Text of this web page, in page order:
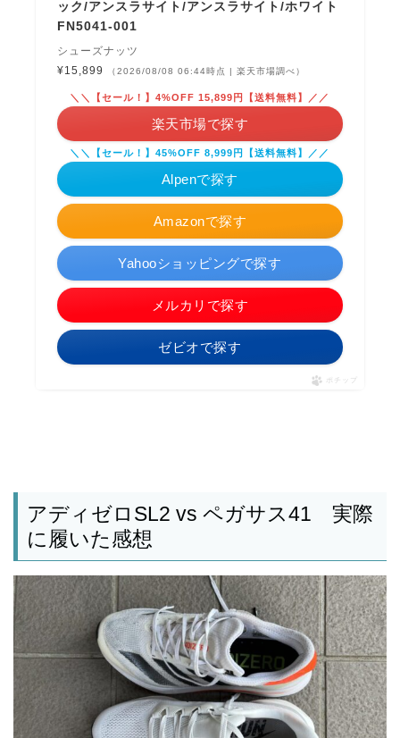
ック/アンスラサイト/アンスラサイト/ホワイト
FN5041-001
シューズナッツ
¥15,899
（2026/08/08 06:44時点 | 楽天市場調べ）
Amazonで探す
＼＼【セール！】4%OFF 15,899円【送料無料】／／
楽天市場で探す
Yahooショッピングで探す
メルカリで探す
ゼビオで探す
＼＼【セール！】45%OFF 8,999円【送料無料】／／
Alpenで探す
ポチップ
アディゼロSL2 vs ペガサス41 実際
に履いた感想